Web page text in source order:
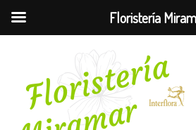
contenido
Floristería